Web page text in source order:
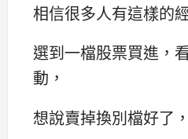
相信很多人有這樣的
選到一檔股票買進，
動，
想說賣掉換別檔好了，